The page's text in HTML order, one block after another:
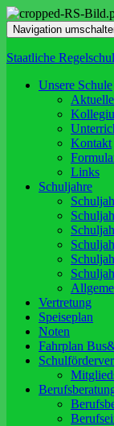
Navigation
Staatliche
Unsere Schule
Kontakt
Links
Schuljahre
Vertretung
Speiseplan
Noten
Fahrplan